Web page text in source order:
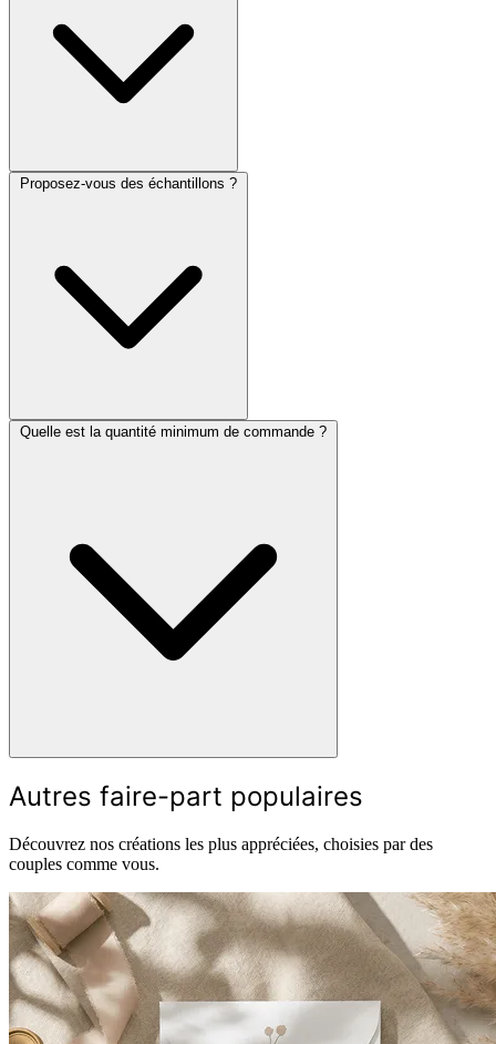
Proposez-vous des échantillons ?
Quelle est la quantité minimum de commande ?
Autres faire-part populaires
Découvrez nos créations les plus appréciées, choisies par des
couples comme vous.